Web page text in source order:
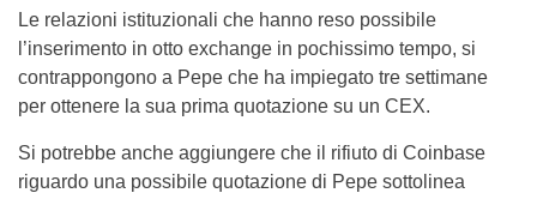
Le relazioni istituzionali che hanno reso possibile
l’inserimento in otto exchange in pochissimo tempo, si
contrappongono a Pepe che ha impiegato tre settimane
per ottenere la sua prima quotazione su un CEX.
Si potrebbe anche aggiungere che il rifiuto di Coinbase
riguardo una possibile quotazione di Pepe sottolinea